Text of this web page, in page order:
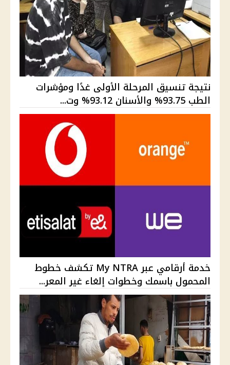
نتيجة تنسيق المرحلة الأولى غدًا ومؤشرات
الطب 93.75% والأسنان 93.12% وت...
خدمة أرقامي عبر My NTRA تكشف خطوط
المحمول باسمك وخطوات إلغاء غير المعر...